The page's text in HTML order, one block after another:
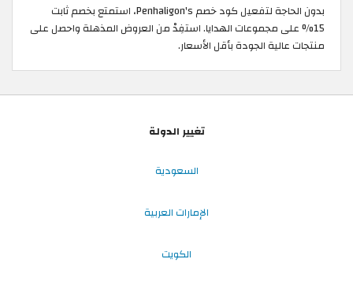
بدون الحاجة لتفعيل كود خصم Penhaligon's، استمتع بخصم ثابت
15% على مجموعات الهدايا. استفِدْ من العروض المذهلة واحصل على
منتجات عالية الجودة بأقل الأسعار.
تغيير الدولة
السعودية
الإمارات العربية
الكويت